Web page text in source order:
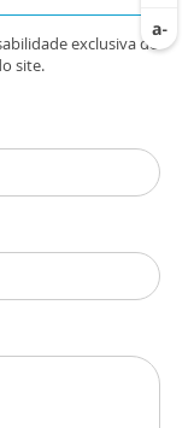
exclusiva de
site.